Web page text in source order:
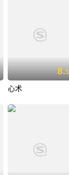
8.3
心术